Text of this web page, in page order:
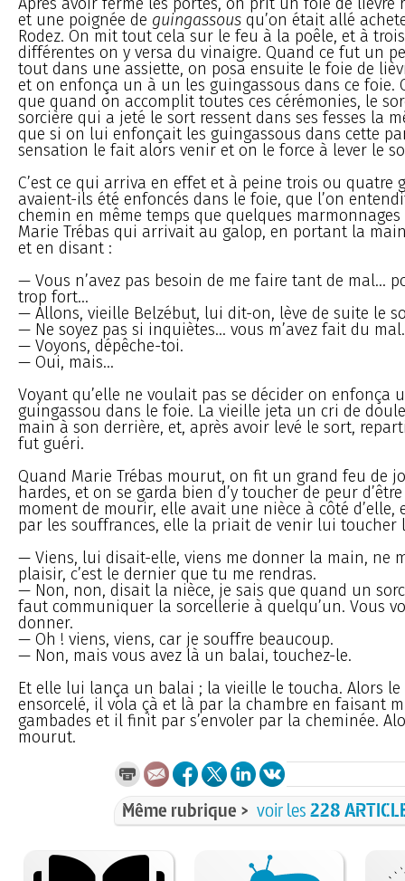
et une poignée de guingassous qu’on était allé
Rodez. On mit tout cela sur le feu à la poêle, et à
différentes on y versa du vinaigre. Quand ce fut un
tout dans une assiette, on posa ensuite le foie de
et on enfonça un à un les guingassous dans ce foie.
que quand on accomplit toutes ces cérémonies, le
sorcière qui a jeté le sort ressent dans ses fesses la
que si on lui enfonçait les guingassous dans cette
sensation le fait alors venir et on le force à lever le
C’est ce qui arriva en effet et à peine trois ou quatre
avaient-ils été enfoncés dans le foie, que l’on
chemin en même temps que quelques marmonnages
Marie Trébas qui arrivait au galop, en portant la
et en disant :
— Vous n’avez pas besoin de me faire tant de mal...
trop fort...
— Allons, vieille Belzébut, lui dit-on, lève de suite le
— Ne soyez pas si inquiètes... vous m’avez fait du mal.
— Voyons, dépêche-toi.
— Oui, mais...
Voyant qu’elle ne voulait pas se décider on enfonça
guingassou dans le foie. La vieille jeta un cri de
main à son derrière, et, après avoir levé le sort,
fut guéri.
Quand Marie Trébas mourut, on fit un grand feu de
hardes, et on se garda bien d’y toucher de peur
moment de mourir, elle avait une nièce à côté d’elle,
par les souffrances, elle la priait de venir lui toucher
— Viens, lui disait-elle, viens me donner la main, ne
plaisir, c’est le dernier que tu me rendras.
— Non, non, disait la nièce, je sais que quand un
faut communiquer la sorcellerie à quelqu’un. Vous
donner.
— Oh ! viens, viens, car je souffre beaucoup.
— Non, mais vous avez là un balai, touchez-le.
Et elle lui lança un balai ; la vieille le toucha. Alors
ensorcelé, il vola çà et là par la chambre en faisant
gambades et il finit par s’envoler par la cheminée.
mourut.
Même rubrique > voir les228